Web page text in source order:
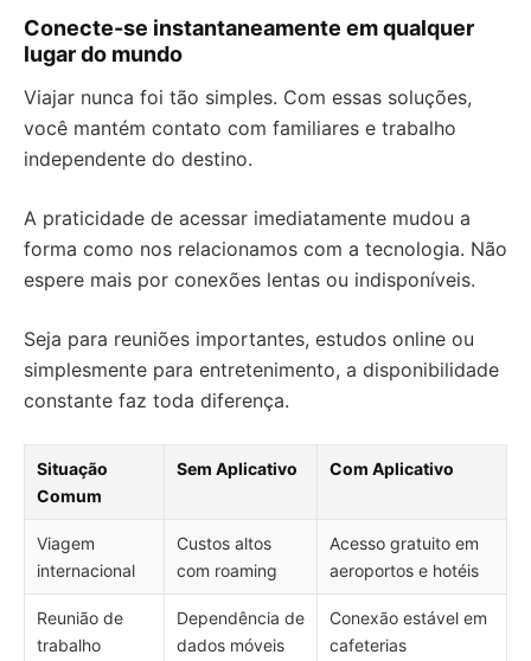
Conecte-se instantaneamente em qualquer
lugar do mundo
Viajar nunca foi tão simples. Com essas soluções,
você mantém contato com familiares e trabalho
independente do destino.
A praticidade de acessar imediatamente mudou a
forma como nos relacionamos com a tecnologia. Não
espere mais por conexões lentas ou indisponíveis.
Seja para reuniões importantes, estudos online ou
simplesmente para entretenimento, a disponibilidade
constante faz toda diferença.
Situação
Comum
Sem Aplicativo Com Aplicativo
Viagem
internacional
Custos altos
com roaming
Acesso gratuito em
aeroportos e hotéis
Reunião de
trabalho
Dependência de
dados móveis
Conexão estável em
cafeterias